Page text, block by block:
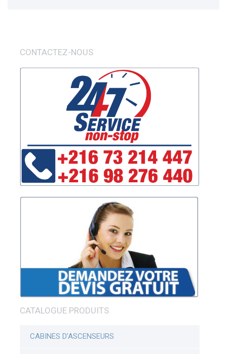
CONTACTEZ-NOUS
CATALOGUE PRODUITS
CABINES D’ASCENSEURS